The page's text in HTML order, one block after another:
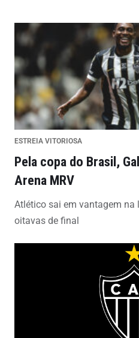
ESTREIA VITORIOSA
Pela copa do Brasil,
Arena MRV
Atlético sai em vantagem na
oitavas de final